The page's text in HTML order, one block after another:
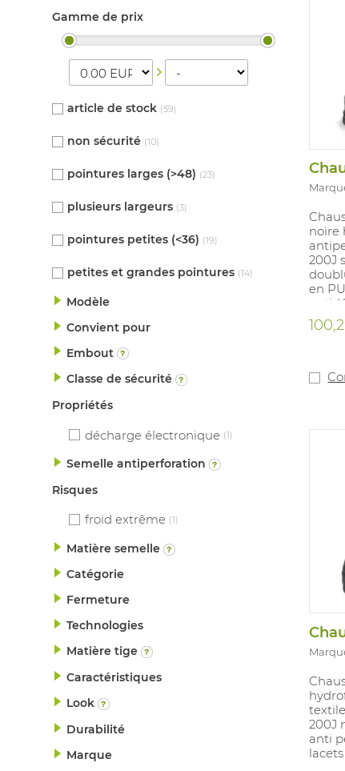
Gamme de prix
article de stock (59)
non sécurité (10)
pointures larges (>48) (23)
plusieurs largeurs (3)
pointures petites (<36) (19)
petites et grandes pointures (14)
Modèle
Convient pour
Embout
Classe de sécurité
Propriétés
décharge électronique (1)
Semelle antiperforation
Risques
froid extrême (1)
Matière semelle
Catégorie
Fermeture
Technologies
Matière tige
Caractéristiques
Look
Durabilité
Marque
noire
200J
en
et
200J
anti